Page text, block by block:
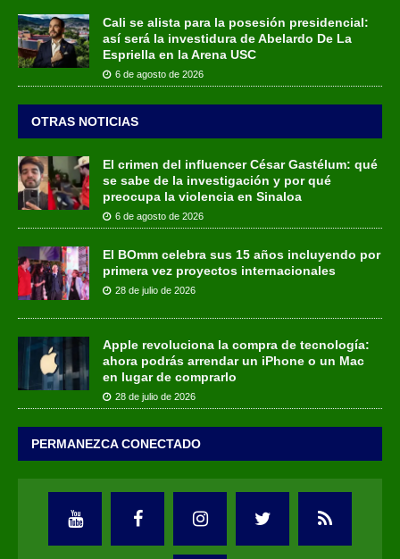
Cali se alista para la posesión presidencial:
así será la investidura de Abelardo De La
Espriella en la Arena USC
6 de agosto de 2026
OTRAS NOTICIAS
El crimen del influencer César Gastélum: qué
se sabe de la investigación y por qué
preocupa la violencia en Sinaloa
6 de agosto de 2026
El BOmm celebra sus 15 años incluyendo por
primera vez proyectos internacionales
28 de julio de 2026
Apple revoluciona la compra de tecnología:
ahora podrás arrendar un iPhone o un Mac
en lugar de comprarlo
28 de julio de 2026
PERMANEZCA CONECTADO